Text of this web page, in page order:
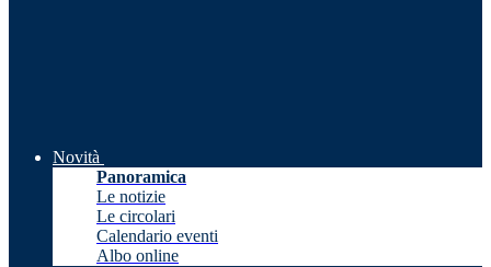
Novità
Panoramica
Le notizie
Le circolari
Calendario eventi
Albo online